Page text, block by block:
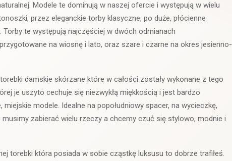
Modele te dominują w naszej ofercie i występują w wielu
przez eleganckie torby klasyczne, po duże, płócienne
te występują najczęściej w dwóch odmianach
na wiosnę i lato, oraz szare i czarne na okres jesienno-
damskie skórzane które w całości zostały wykonane z tego
je uszyto cechuje się niezwykłą miękkością i jest bardzo
modele. Idealne na popołudniowy spacer, na wycieczkę,
zabierać wielu rzeczy a chcemy czuć się stylowo, modnie i
torebki która posiada w sobie cząstkę luksusu to dobrze trafiłeś.